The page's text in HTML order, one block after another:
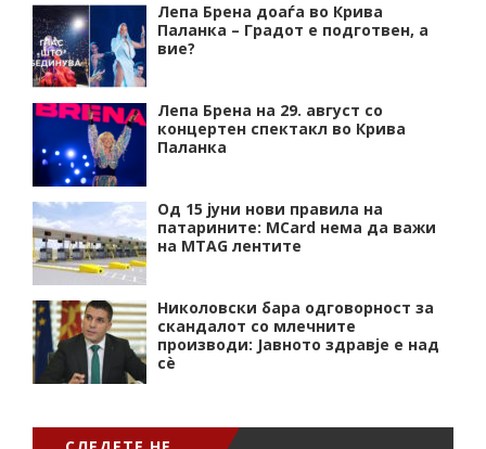
Лепа Брена доаѓа во Крива
Паланка – Градот е подготвен, а
вие?
Лепа Брена на 29. август со
концертен спектакл во Крива
Паланка
Од 15 јуни нови правила на
патарините: MCard нема да важи
на MTAG лентите
Николовски бара одговорност за
скандалот со млечните
производи: Јавното здравје е над
сѐ